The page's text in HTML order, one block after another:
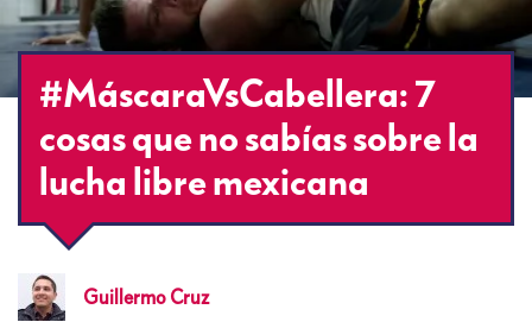
#MáscaraVsCabellera: 7
cosas que no sabías sobre la
lucha libre mexicana
Guillermo Cruz